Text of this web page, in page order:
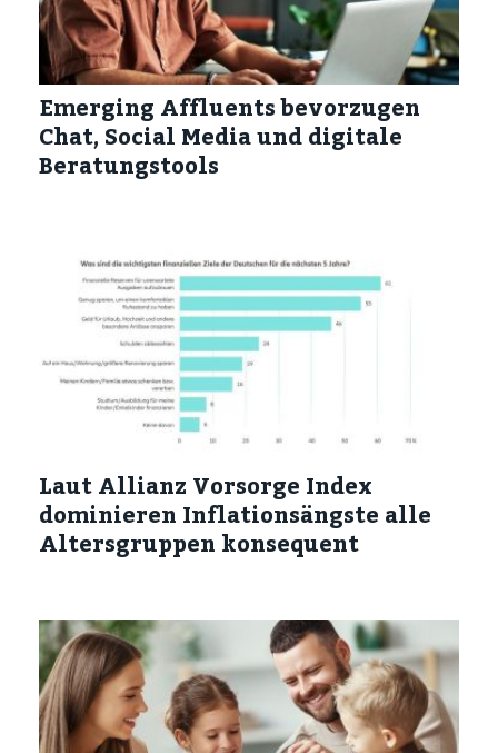
Emerging Affluents bevorzugen
Chat, Social Media und digitale
Beratungstools
Laut Allianz Vorsorge Index
dominieren Inflationsängste alle
Altersgruppen konsequent